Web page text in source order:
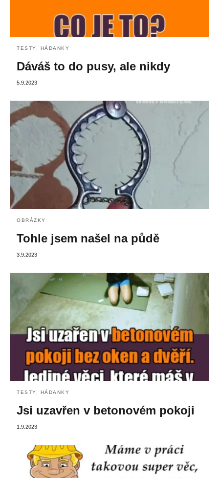
TESTY, HÁDANKY
Dáváš to do pusy, ale nikdy
5.9.2023
OBRÁZKY
Tohle jsem našel na půdě
3.9.2023
TESTY, HÁDANKY
Jsi uzavřen v betonovém pokoji
1.9.2023